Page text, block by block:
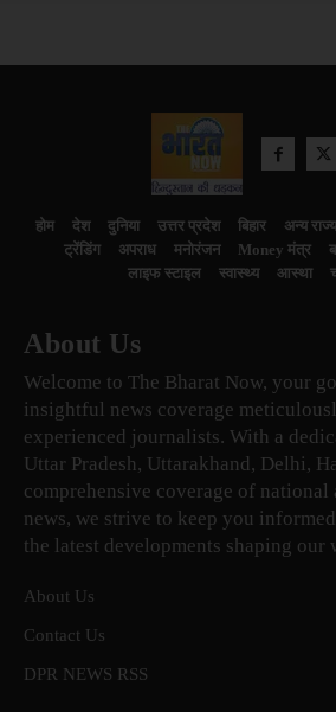
होम देश दुनिया उत्तर प्रदेश बिहार अन्य राज्य
ट्रेंडिंग
अपराध मनोरंजन Money मंत्र
लाइफ स्टाइल
स्वास्थ्य आस्था
About Us
Welcome to The Bharat Now, your
insightful news coverage
experienced journalists. With a
Uttar Pradesh, Uttarakhand, Delhi,
comprehensive coverage of national
news, we strive to keep you
the latest developments shaping our
About Us
Contact Us
DPR NEWS RSS